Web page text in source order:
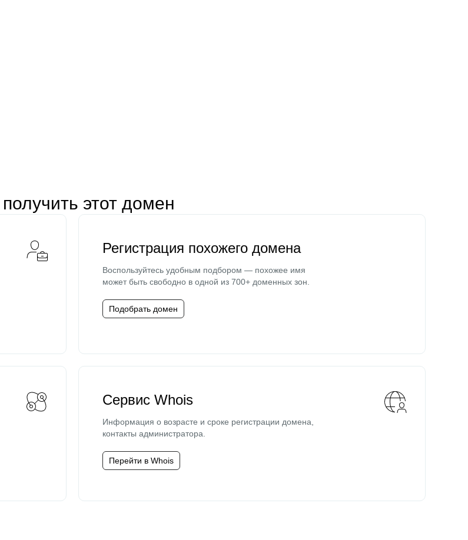
получить этот домен
Регистрация похожего домена
Воспользуйтесь удобным подбором — похожее имя
может быть свободно в одной из 700+ доменных зон.
Подобрать домен
Сервис Whois
Информация о возрасте и сроке регистрации домена,
контакты администратора.
Перейти в Whois